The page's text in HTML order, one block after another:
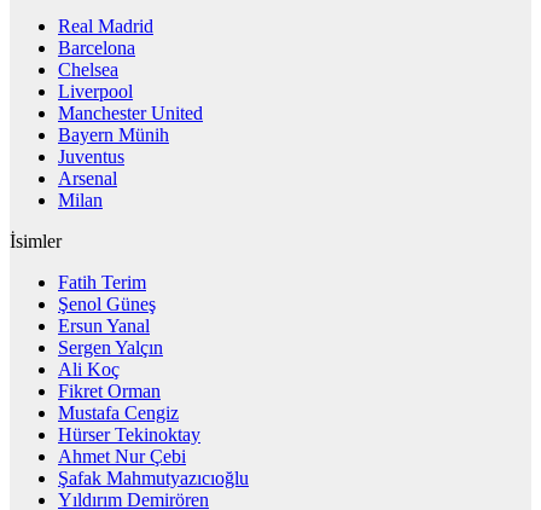
Real Madrid
Barcelona
Chelsea
Liverpool
Manchester United
Bayern Münih
Juventus
Arsenal
Milan
İsimler
Fatih Terim
Şenol Güneş
Ersun Yanal
Sergen Yalçın
Ali Koç
Fikret Orman
Mustafa Cengiz
Hürser Tekinoktay
Ahmet Nur Çebi
Şafak Mahmutyazıcıoğlu
Yıldırım Demirören